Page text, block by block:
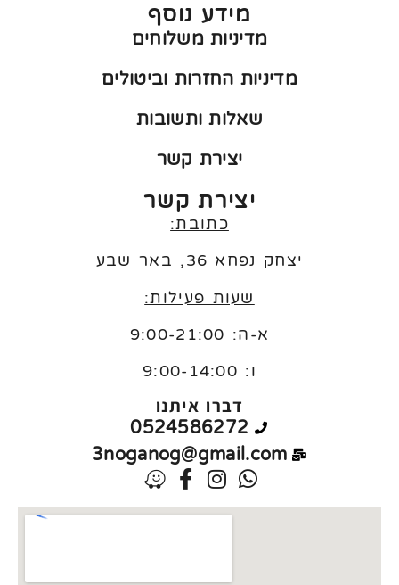
מידע נוסף
מדיניות משלוחים
מדיניות החזרות וביטולים
שאלות ותשובות
יצירת קשר
יצירת קשר
כתובת:
יצחק נפחא 36, באר שבע
שעות פעילות:
א-ה: 9:00-21:00
ו: 9:00-14:00
דברו איתנו
0524586272
3noganog@gmail.com